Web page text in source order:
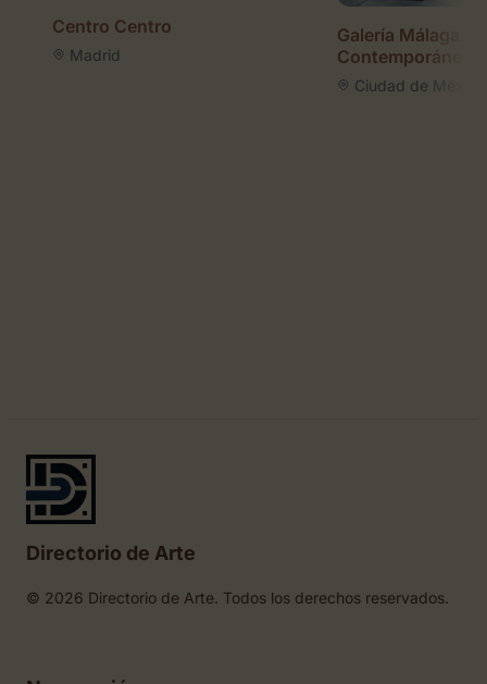
Centro Centro
Madrid
Galería Málaga
Contemporáneo
Ciudad de México
Directorio de Arte
© 2026 Directorio de Arte. Todos los derechos reservados.